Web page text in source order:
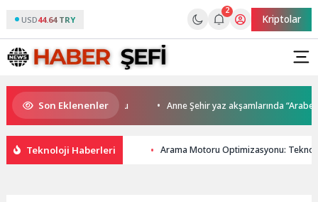
USD44.64 TRY
2
Kriptolar
Son Eklenenler
kupalar sahiplerini buldu Anne Şehir yaz akşamlarında “Arabesk”
Teknoloji Haberleri Arama Motoru Optimizasyonu: